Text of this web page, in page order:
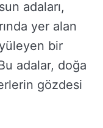
adaları,
yer alan
bir
adalar, doğa
gözdesi